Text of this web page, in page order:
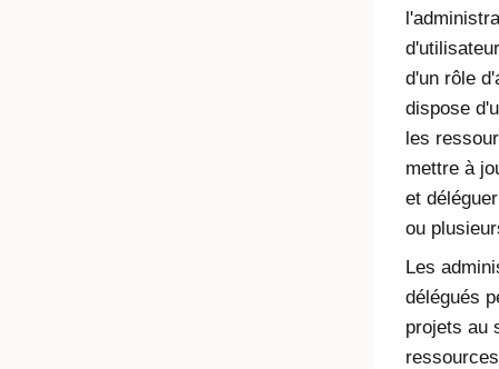
d'un rôle
dispose
les
mettre à
et
ou
Les
délégués
projets au